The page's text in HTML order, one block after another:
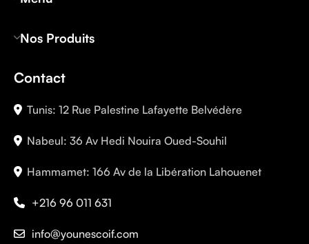
Nos Produits
Contact
Tunis: 12 Rue Palestine Lafayette Belvédère
Nabeul: 36 Av Hedi Nouira Oued-Souhil
Hammamet: 166 Av de la Libération Lahouenet
+216 96 011 631
info@younescoif.com